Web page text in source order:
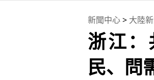
新聞中心> 大陸
浙江
民、問